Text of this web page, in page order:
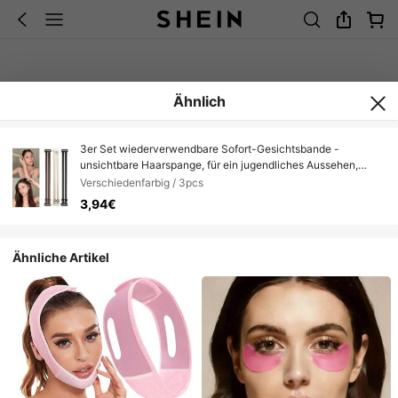
Ähnlich
3er Set wiederverwendbare Sofort-Gesichtsbande -
unsichtbare Haarspange, für ein jugendliches Aussehen,
unsichtbare Haarspange, wiederverwendbare
Gesichtsbande, Gesichtsstützband / Gesichtsbandage /
Gesichtsband / Kinnriemen zum Schlafen / atmungsaktive
Verschiedenfarbig / 3pcs
3,94€
Ähnliche Artikel